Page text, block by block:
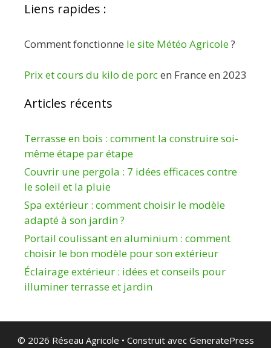
Liens rapides :
Comment fonctionne le site Météo Agricole?
Prix et cours du kilo de porcen France en 2023
Articles récents
Terrasse en bois : comment la construire soi-
même étape par étape
Couvrir une pergola : 7 idées efficaces contre
le soleil et la pluie
Spa extérieur : comment choisir le modèle
adapté à son jardin ?
Portail coulissant en aluminium : comment
choisir le bon modèle pour son extérieur
Éclairage extérieur : idées et conseils pour
illuminer terrasse et jardin
© 2026 Réseau Agricole • Construit avec GeneratePress